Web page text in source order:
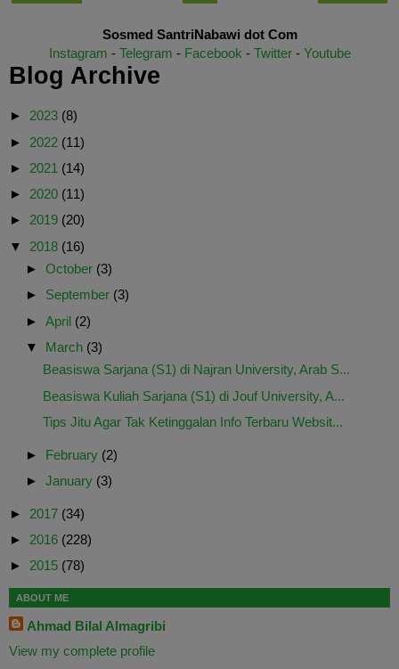
Sosmed SantriNabawi dot Com
Instagram - Telegram - Facebook - Twitter- Youtube
Blog Archive
► 2023 (8)
► 2022 (11)
► 2021 (14)
► 2020 (11)
► 2019 (20)
▼ 2018 (16)
► October (3)
► September (3)
► April (2)
▼ March (3)
Beasiswa Sarjana (S1) di Najran University, Arab S...
Beasiswa Kuliah Sarjana (S1) di Jouf University, A...
Tips Jitu Agar Tak Ketinggalan Info Terbaru Websit...
► February (2)
► January (3)
► 2017 (34)
► 2016 (228)
► 2015 (78)
ABOUT ME
Ahmad Bilal Almagribi
View my complete profile